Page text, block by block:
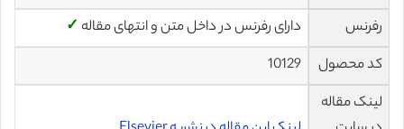
رفرنس
دارای رفرنس در داخل متن و انتهای مقاله ✓
کد محصول
10129
لینک مقاله